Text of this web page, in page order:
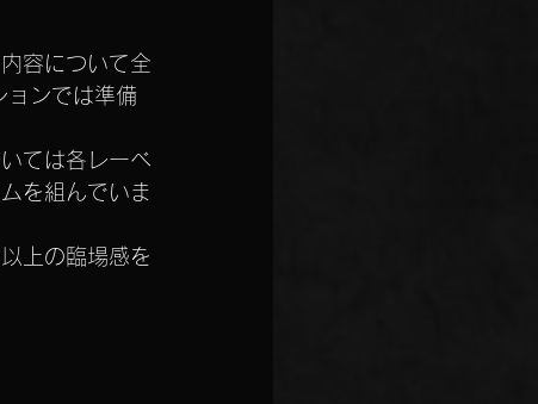
容について全
ョンでは準備
ては各レーベ
を組んでいま
上の臨場感を